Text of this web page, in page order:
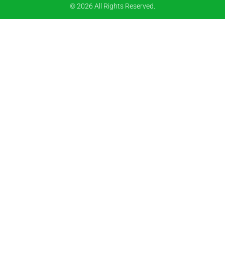
© 2026 All Rights Reserved.